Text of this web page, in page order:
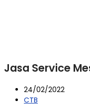
Jasa Service
24/02/2022
CTB